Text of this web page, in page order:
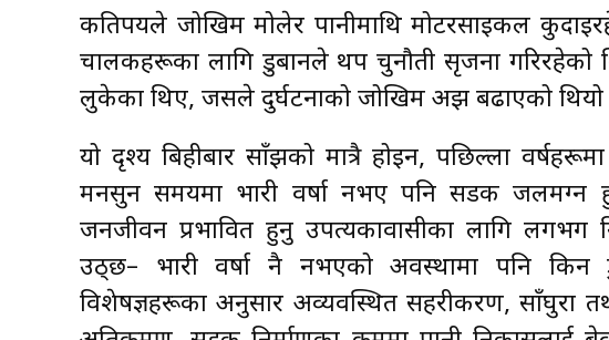
कतिपयले जोखिम मोलेर पानीमाथि मोटरसाइकल
चालकहरूका लागि डुबानले थप चुनौती सृजना गरिरहेको
लुकेका थिए, जसले दुर्घटनाको जोखिम अझ बढाएको थियो
यो दृश्य बिहीबार साँझको मात्रै होइन, पछिल्ला
मनसुन समयमा भारी वर्षा नभए पनि सडक जलमग्न
जनजीवन प्रभावित हुनु उपत्यकावासीका लागि लगभग
उठ्छ– भारी वर्षा नै नभएको अवस्थामा पनि किन
विशेषज्ञहरूका अनुसार अव्यवस्थित सहरीकरण, साँघुरा